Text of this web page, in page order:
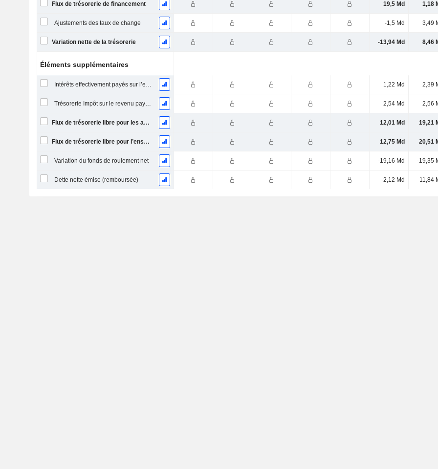
Flux de trésorerie de financement 19,5 Md 1,18
Ajustements des taux de change -1,5 Md 3,49
Variation nette de la trésorerie -13,94 Md 8,46
Éléments supplémentaires
Intérêts effectivement payés sur l’exercice 1,22 Md 2,39
Trésorerie Impôt sur le revenu payé (remboursement)Impôt effectivement payé (remboursé) sur l’exercice 2,54 Md 2,56
Flux de trésorerie libre pour les actionnaires FCFE 12,01 Md 19,21
Flux de trésorerie libre pour l’ensemble des pourvoyeurs de fonds (créanciers et actionnaires) FCFF 12,75 Md 20,51
Variation du fonds de roulement net -19,16 Md -19,35
Dette nette émise (remboursée) -2,12 Md 11,84